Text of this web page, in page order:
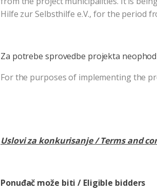
Hilfe zur Selbsthilfe e.V., for the period
Za potrebe sprovedbe projekta
For the purposes of implementing the
Uslovi za konkurisanje / Terms and
Ponuđač može biti / Eligible bidders